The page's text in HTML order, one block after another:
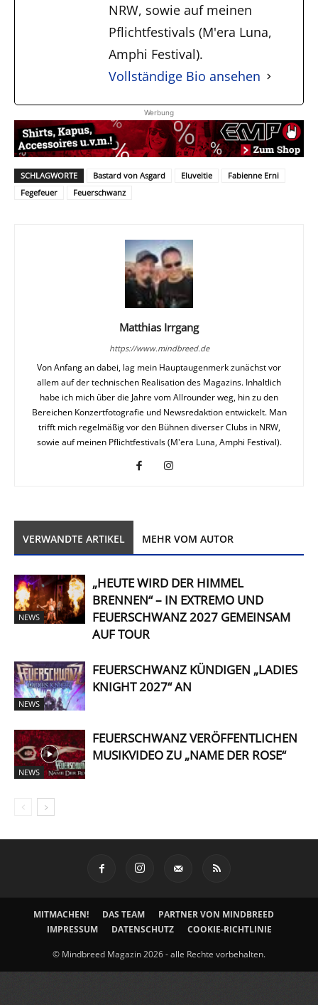
NRW, sowie auf meinen
Pflichtfestivals (M'era Luna,
Amphi Festival).
Vollständige Bio ansehen
Werbung
SCHLAGWORTE Bastard von Asgard Eluveitie
Fabienne Erni
Fegefeuer
Feuerschwanz
Matthias Irrgang
https://www.mindbreed.de
Von Anfang an dabei, lag mein Hauptaugenmerk zunächst vor
allem auf der technischen Realisation des Magazins. Inhaltlich
habe ich mich über die Jahre vom Allrounder weg, hin zu den
Bereichen Konzertfotografie und Newsredaktion entwickelt. Man
trifft mich regelmäßig vor den Bühnen diverser Clubs in NRW,
sowie auf meinen Pflichtfestivals (M'era Luna, Amphi Festival).
VERWANDTE ARTIKEL MEHR VOM AUTOR
NEWS
„HEUTE WIRD DER HIMMEL
BRENNEN“ – IN EXTREMO UND
FEUERSCHWANZ 2027 GEMEINSAM
AUF TOUR
NEWS
FEUERSCHWANZ KÜNDIGEN „LADIES
KNIGHT 2027“ AN
NEWS
FEUERSCHWANZ VERÖFFENTLICHEN
MUSIKVIDEO ZU „NAME DER ROSE“
MITMACHEN! DAS TEAM
PARTNER VON MINDBREED
IMPRESSUM
DATENSCHUTZ COOKIE-RICHTLINIE
© Mindbreed Magazin 2026 - alle Rechte vorbehalten.